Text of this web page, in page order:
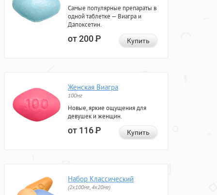
Самые популярные препараты в
одной таблетке — Виагра и
Дапоксетин.
от 200Р Купить
Женская Виагра
100мг
Новые, яркие ощущения для
девушек и женщин.
от 116Р Купить
Набор Классический
(2x100мг, 4x20мг)